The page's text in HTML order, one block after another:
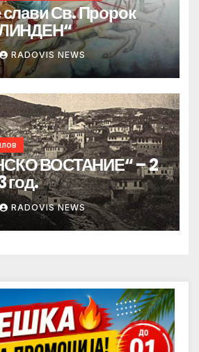
слави Св. Пророк
RADOVIS NEWS
ВОСТАНИЕ“ – 2
год.
RADOVIS NEWS